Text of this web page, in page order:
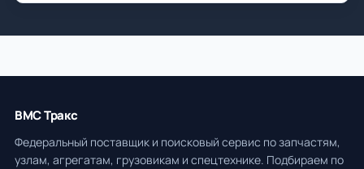
ВМС Тракс
Федеральный поставщик и поисковый сервис по запчастям,
узлам, агрегатам, грузовикам и спецтехнике. Подбираем по